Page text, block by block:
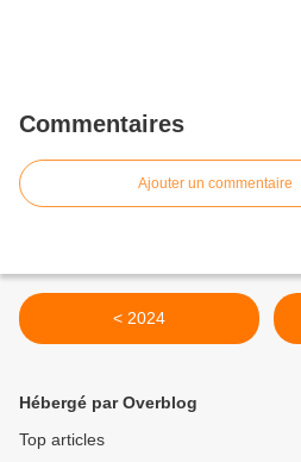
Commentaires
Ajouter un commentaire
< 2024
Hébergé par Overblog
Top articles